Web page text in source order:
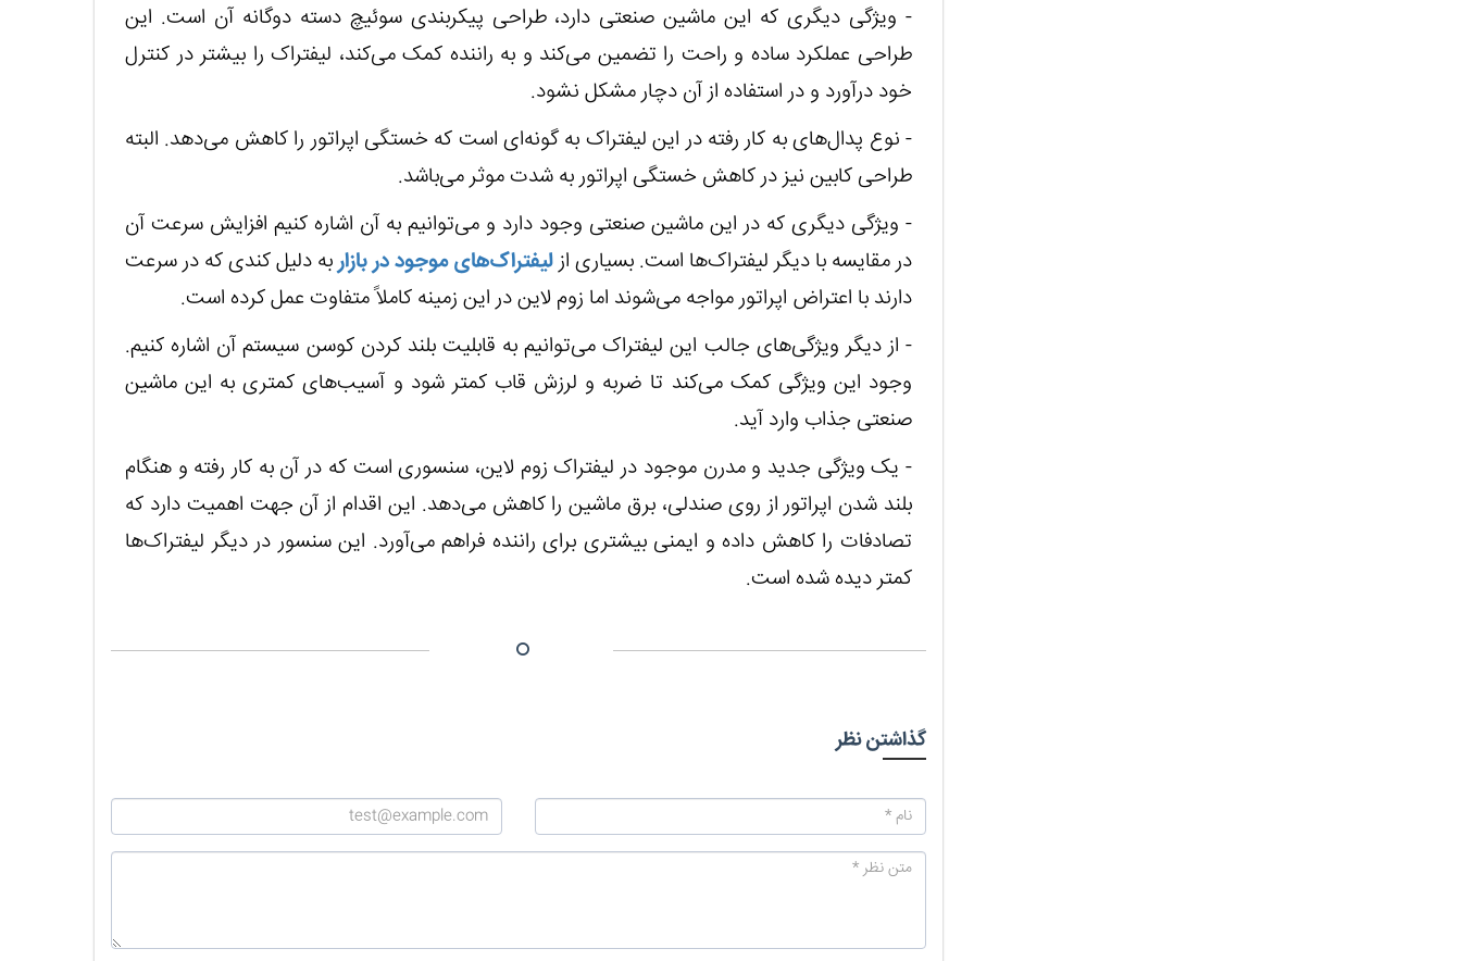
- ویژگی دیگری که این ماشین صنعتی دارد، طراحی پیکربندی سوئیچ دسته دوگانه آن است. این
طراحی عملکرد ساده و راحت را تضمین می‌کند و به راننده کمک می‌کند، لیفتراک را بیشتر در کنترل
خود درآورد و در استفاده از آن دچار مشکل نشود.
- نوع پدال‌های به کار رفته در این لیفتراک به گونه‌ای است که خستگی اپراتور را کاهش می‌دهد. البته
طراحی کابین نیز در کاهش خستگی اپراتور به شدت موثر می‌باشد.
- ویژگی دیگری که در این ماشین صنعتی وجود دارد و می‌توانیم به آن اشاره کنیم افزایش سرعت آن
در مقایسه با دیگر لیفتراک‌ها است. بسیاری ازلیفتراک‌های موجود در بازاربه دلیل کندی که در سرعت
دارند با اعتراض اپراتور مواجه می‌شوند اما زوم لاین در این زمینه کاملاً متفاوت عمل کرده است.
- از دیگر ویژگی‌های جالب این لیفتراک می‌توانیم به قابلیت بلند کردن کوسن سیستم آن اشاره کنیم.
وجود این ویژگی کمک می‌کند تا ضربه و لرزش قاب کمتر شود و آسیب‌های کمتری به این ماشین
صنعتی جذاب وارد آید.
- یک ویژگی جدید و مدرن موجود در لیفتراک زوم لاین، سنسوری است که در آن به کار رفته و هنگام
بلند شدن اپراتور از روی صندلی، برق ماشین را کاهش می‌دهد. این اقدام از آن جهت اهمیت دارد که
تصادفات را کاهش داده و ایمنی بیشتری برای راننده فراهم می‌آورد. این سنسور در دیگر لیفتراک‌ها
کمتر دیده شده است.
گذاشتن نظر